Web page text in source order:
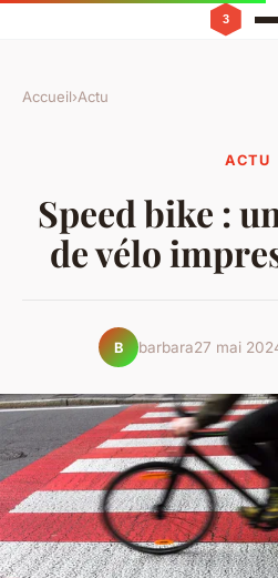
Accueil›Actu
ACTU
Speed bike :
de vélo
B barbara27 mai